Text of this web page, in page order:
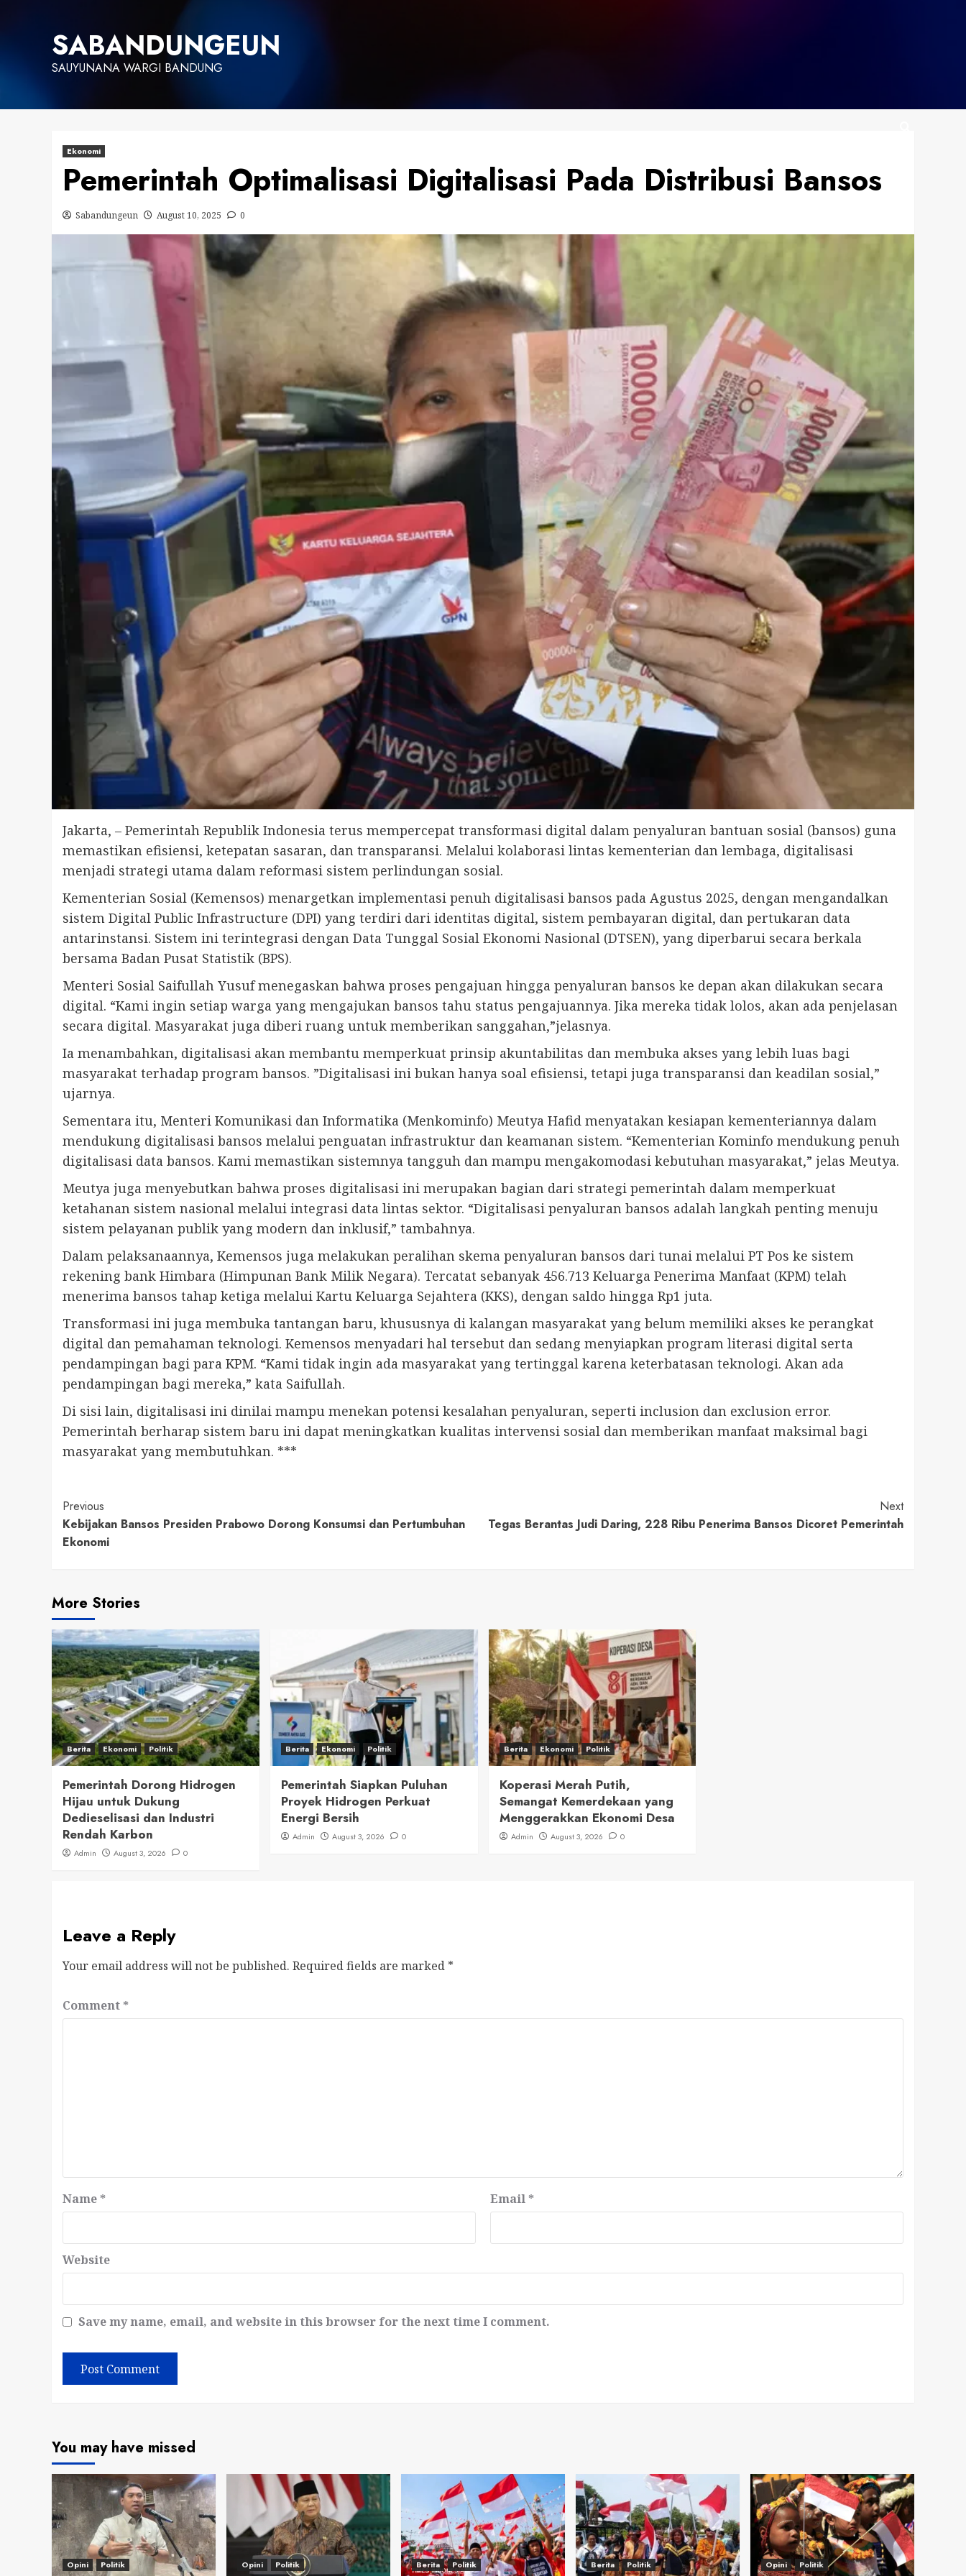
SABANDUNGEUN
SAUYUNANA WARGI BANDUNG
Ekonomi
Pemerintah Optimalisasi Digitalisasi Pada Distribusi Bansos
Sabandungeun August 10, 2025 0
Jakarta, – Pemerintah Republik Indonesia terus mempercepat transformasi digital dalam penyaluran bantuan sosial (bansos) guna
memastikan efisiensi, ketepatan sasaran, dan transparansi. Melalui kolaborasi lintas kementerian dan lembaga, digitalisasi
menjadi strategi utama dalam reformasi sistem perlindungan sosial.
Kementerian Sosial (Kemensos) menargetkan implementasi penuh digitalisasi bansos pada Agustus 2025, dengan mengandalkan
sistem Digital Public Infrastructure (DPI) yang terdiri dari identitas digital, sistem pembayaran digital, dan pertukaran data
antarinstansi. Sistem ini terintegrasi dengan Data Tunggal Sosial Ekonomi Nasional (DTSEN), yang diperbarui secara berkala
bersama Badan Pusat Statistik (BPS).
Menteri Sosial Saifullah Yusuf menegaskan bahwa proses pengajuan hingga penyaluran bansos ke depan akan dilakukan secara
digital. “Kami ingin setiap warga yang mengajukan bansos tahu status pengajuannya. Jika mereka tidak lolos, akan ada penjelasan
secara digital. Masyarakat juga diberi ruang untuk memberikan sanggahan,”jelasnya.
Ia menambahkan, digitalisasi akan membantu memperkuat prinsip akuntabilitas dan membuka akses yang lebih luas bagi
masyarakat terhadap program bansos. ”Digitalisasi ini bukan hanya soal efisiensi, tetapi juga transparansi dan keadilan sosial,”
ujarnya.
Sementara itu, Menteri Komunikasi dan Informatika (Menkominfo) Meutya Hafid menyatakan kesiapan kementeriannya dalam
mendukung digitalisasi bansos melalui penguatan infrastruktur dan keamanan sistem. “Kementerian Kominfo mendukung penuh
digitalisasi data bansos. Kami memastikan sistemnya tangguh dan mampu mengakomodasi kebutuhan masyarakat,” jelas Meutya.
Meutya juga menyebutkan bahwa proses digitalisasi ini merupakan bagian dari strategi pemerintah dalam memperkuat
ketahanan sistem nasional melalui integrasi data lintas sektor. “Digitalisasi penyaluran bansos adalah langkah penting menuju
sistem pelayanan publik yang modern dan inklusif,” tambahnya.
Dalam pelaksanaannya, Kemensos juga melakukan peralihan skema penyaluran bansos dari tunai melalui PT Pos ke sistem
rekening bank Himbara (Himpunan Bank Milik Negara). Tercatat sebanyak 456.713 Keluarga Penerima Manfaat (KPM) telah
menerima bansos tahap ketiga melalui Kartu Keluarga Sejahtera (KKS), dengan saldo hingga Rp1 juta.
Transformasi ini juga membuka tantangan baru, khususnya di kalangan masyarakat yang belum memiliki akses ke perangkat
digital dan pemahaman teknologi. Kemensos menyadari hal tersebut dan sedang menyiapkan program literasi digital serta
pendampingan bagi para KPM. “Kami tidak ingin ada masyarakat yang tertinggal karena keterbatasan teknologi. Akan ada
pendampingan bagi mereka,” kata Saifullah.
Di sisi lain, digitalisasi ini dinilai mampu menekan potensi kesalahan penyaluran, seperti inclusion dan exclusion error.
Pemerintah berharap sistem baru ini dapat meningkatkan kualitas intervensi sosial dan memberikan manfaat maksimal bagi
masyarakat yang membutuhkan. ***
Continue
Reading
Previous
Kebijakan Bansos Presiden Prabowo Dorong Konsumsi dan Pertumbuhan
Ekonomi
Next
Tegas Berantas Judi Daring, 228 Ribu Penerima Bansos Dicoret Pemerintah
More Stories
Berita Ekonomi Politik
Pemerintah Dorong Hidrogen
Hijau untuk Dukung
Dedieselisasi dan Industri
Rendah Karbon
Admin August 3, 2026 0
Berita Ekonomi Politik
Pemerintah Siapkan Puluhan
Proyek Hidrogen Perkuat
Energi Bersih
Admin August 3, 2026 0
Berita Ekonomi Politik
Koperasi Merah Putih,
Semangat Kemerdekaan yang
Menggerakkan Ekonomi Desa
Admin August 3, 2026 0
Leave a Reply
Your email address will not be published. Required fields are marked *
Comment *
Name * Email *
Website
Save my name, email, and website in this browser for the next time I comment.
You may have missed
Opini Politik Opini Politik Berita Politik Berita Politik Opini Politik